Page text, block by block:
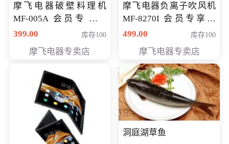
摩飞电器破壁料理机
MF-005A 会员专享价
198元
399.00 库存100
摩飞电器专卖店
摩飞电器负离子吹风机
MF-8270I 会员专享价
369元
499.00 库存100
摩飞电器专卖店
洞庭湖草鱼